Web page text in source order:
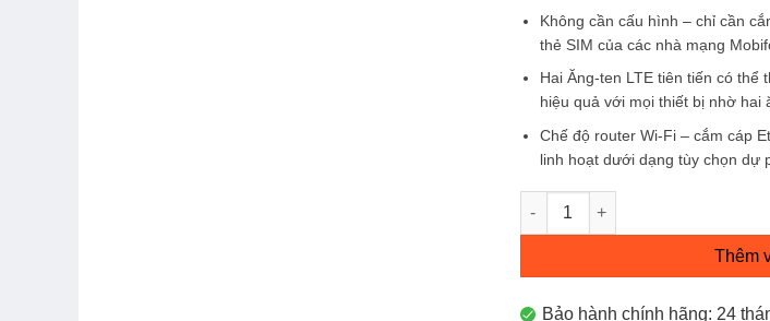
Không cần cấu hình – chỉ cần
thẻ SIM của các nhà mạng
Hai Ăng-ten LTE tiên tiến có thể
hiệu quả với mọi thiết bị nhờ hai
Chế độ router Wi-Fi – cắm cáp
linh hoạt dưới dạng tùy chọn dự
Router Wi-Fi Băng Tần Kép 4G
Thêm
Bảo hành chính hãng: 24